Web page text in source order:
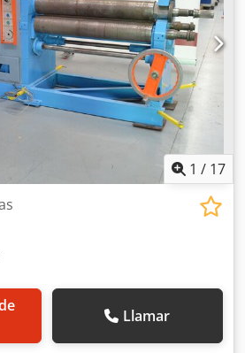
financiera IVA: El precio
IVA/régimen de recargo del IVA:
Entrega y aceptación de
en cualquier momento para todo
Lukas van Rossum
1 / 17
Llamar